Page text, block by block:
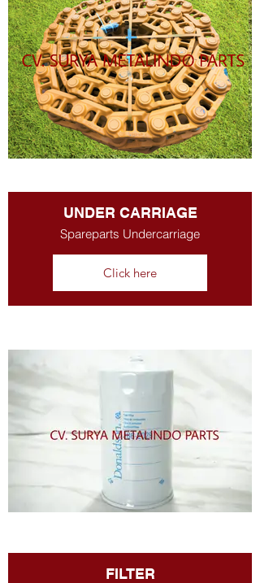
UNDER CARRIAGE
Spareparts Undercarriage
Click here
FILTER